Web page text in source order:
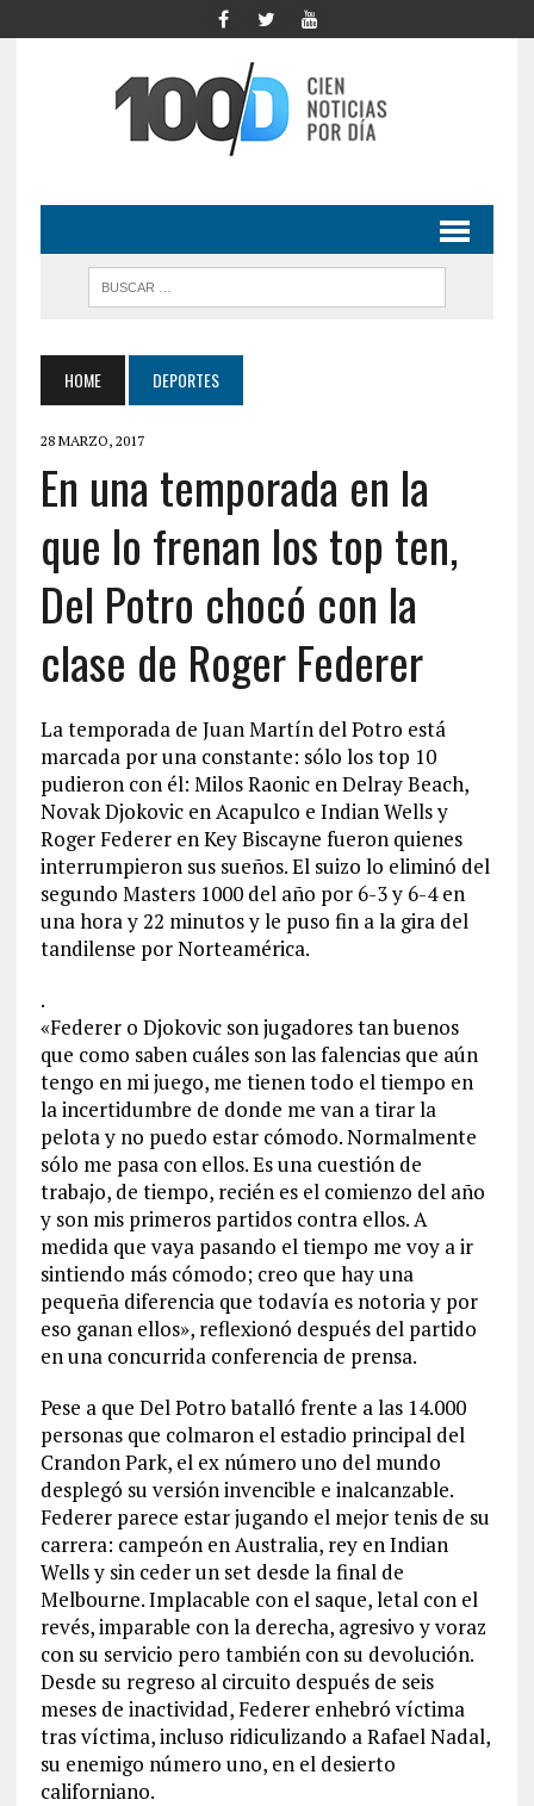
HOME DEPORTES
28 MARZO, 2017
En una temporada en la
que lo frenan los top ten,
Del Potro chocó con la
clase de Roger Federer
La temporada de Juan Martín del Potro está
marcada por una constante: sólo los top 10
pudieron con él: Milos Raonic en Delray Beach,
Novak Djokovic en Acapulco e Indian Wells y
Roger Federer en Key Biscayne fueron quienes
interrumpieron sus sueños. El suizo lo eliminó del
segundo Masters 1000 del año por 6-3 y 6-4 en
una hora y 22 minutos y le puso fin a la gira del
tandilense por Norteamérica.
.
«Federer o Djokovic son jugadores tan buenos
que como saben cuáles son las falencias que aún
tengo en mi juego, me tienen todo el tiempo en
la incertidumbre de donde me van a tirar la
pelota y no puedo estar cómodo. Normalmente
sólo me pasa con ellos. Es una cuestión de
trabajo, de tiempo, recién es el comienzo del año
y son mis primeros partidos contra ellos. A
medida que vaya pasando el tiempo me voy a ir
sintiendo más cómodo; creo que hay una
pequeña diferencia que todavía es notoria y por
eso ganan ellos», reflexionó después del partido
en una concurrida conferencia de prensa.
Pese a que Del Potro batalló frente a las 14.000
personas que colmaron el estadio principal del
Crandon Park, el ex número uno del mundo
desplegó su versión invencible e inalcanzable.
Federer parece estar jugando el mejor tenis de su
carrera: campeón en Australia, rey en Indian
Wells y sin ceder un set desde la final de
Melbourne. Implacable con el saque, letal con el
revés, imparable con la derecha, agresivo y voraz
con su servicio pero también con su devolución.
Desde su regreso al circuito después de seis
meses de inactividad, Federer enhebró víctima
tras víctima, incluso ridiculizando a Rafael Nadal,
su enemigo número uno, en el desierto
californiano.